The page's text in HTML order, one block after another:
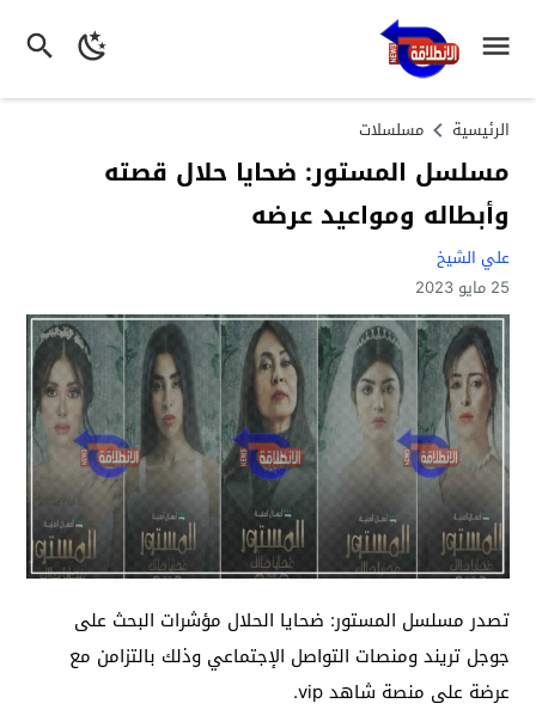
الرئيسية مسلسلات
مسلسل المستور: ضحايا حلال قصته
وأبطاله ومواعيد عرضه
علي الشيخ
25 مايو 2023
تصدر مسلسل المستور: ضحايا الحلال مؤشرات البحث على
جوجل تريند ومنصات التواصل الإجتماعي وذلك بالتزامن مع
عرضة على منصة شاهد vip.